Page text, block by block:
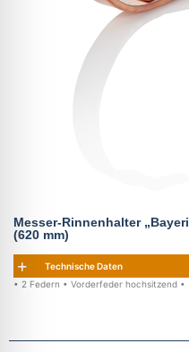
Messer-Rinnenhalter
(620 mm)
Technische Daten
• 2 Federn • Vorderfeder hochsitzend •